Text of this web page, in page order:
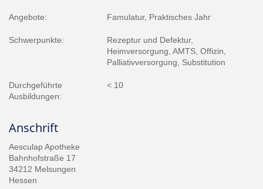
Angebote: Famulatur, Praktisches Jahr
Schwerpunkte:
Rezeptur und Defektur,
Heimversorgung, AMTS, Offizin,
Palliativversorgung, Substitution
Durchgeführte
Ausbildungen:
< 10
Anschrift
Aesculap Apotheke
Bahnhofstraße 17
34212 Melsungen
Hessen